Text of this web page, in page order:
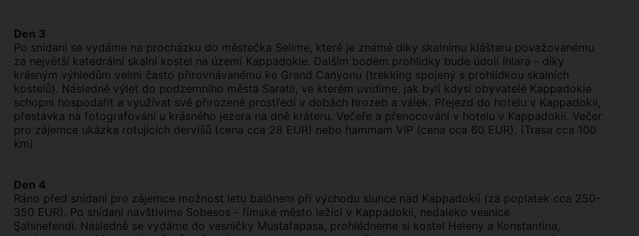
Den 3
Po snídani se vydáme na procházku do městečka Selime, které je známé díky skalnímu klášteru považovanému
za největší katedrální skalní kostel na území Kappadokie. Dalším bodem prohlídky bude údolí Ihlara - díky
krásným výhledům velmi často přirovnávanému ke Grand Canyonu (trekking spojený s prohlídkou skalních
kostelů). Následně výlet do podzemního města Saratli, ve kterém uvidíme, jak byli kdysi obyvatelé Kappadokie
schopni hospodařit a využívat své přirozené prostředí v dobách hrozeb a válek. Přejezd do hotelu v Kappadokii,
přestávka na fotografování u krásného jezera na dně kráteru. Večeře a přenocování v hotelu v Kappadokii. Večer
pro zájemce ukázka rotujících dervišů (cena cca 28 EUR) nebo hammam VIP (cena cca 60 EUR). (Trasa cca 100
km)
Den 4
Ráno před snídaní pro zájemce možnost letu balónem při východu slunce nad Kappadokií (za poplatek cca 250-
350 EUR). Po snídani navštívíme Sobesos - římské město ležící v Kappadokii, nedaleko vesnice
Şahinefendi. Následně se vydáme do vesničky Mustafapasa, prohlédneme si kostel Heleny a Konstantina,